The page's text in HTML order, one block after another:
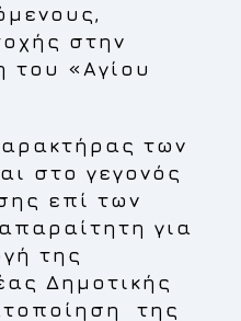
στην
του «Αγίου
των
στο γεγονός
επί των
για
της
Δημοτικής
της